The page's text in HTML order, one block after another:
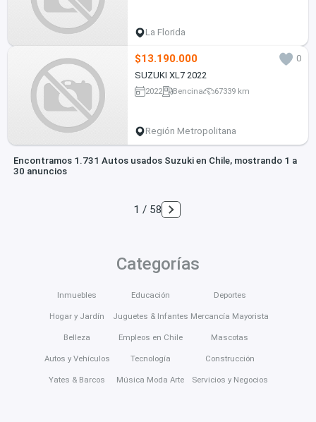
La Florida
$13.190.000
0
SUZUKI XL7 2022
2022 Bencina 67339 km
Región Metropolitana
Encontramos 1.731 Autos usados Suzuki en Chile, mostrando 1 a
30 anuncios
1 / 58
Categorías
Inmuebles
Hogar y Jardín
Belleza
Autos y Vehículos
Yates & Barcos
Educación
Juguetes & Infantes
Empleos en Chile
Tecnología
Música Moda Arte
Deportes
Mercancía Mayorista
Mascotas
Construcción
Servicios y Negocios